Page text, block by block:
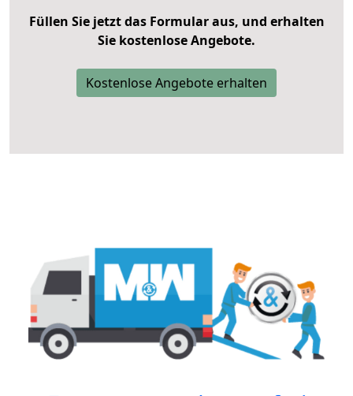
Füllen Sie jetzt das Formular aus, und erhalten
Sie kostenlose Angebote.
Kostenlose Angebote erhalten